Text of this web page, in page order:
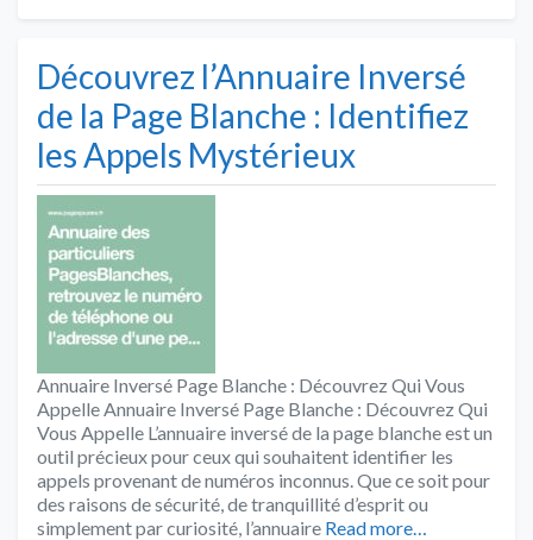
Découvrez l’Annuaire Inversé
de la Page Blanche : Identifiez
les Appels Mystérieux
Annuaire Inversé Page Blanche : Découvrez Qui Vous
Appelle Annuaire Inversé Page Blanche : Découvrez Qui
Vous Appelle L’annuaire inversé de la page blanche est un
outil précieux pour ceux qui souhaitent identifier les
appels provenant de numéros inconnus. Que ce soit pour
des raisons de sécurité, de tranquillité d’esprit ou
simplement par curiosité, l’annuaire Read more…